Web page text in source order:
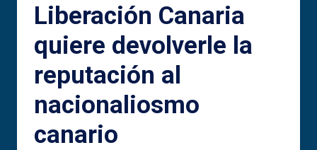
Liberación Canaria
quiere devolverle la
reputación al
nacionaliosmo
canario